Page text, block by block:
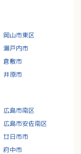
岡山市東区
瀬戸内市
倉敷市
井原市
広島市南区
広島市安佐南区
廿日市市
府中市